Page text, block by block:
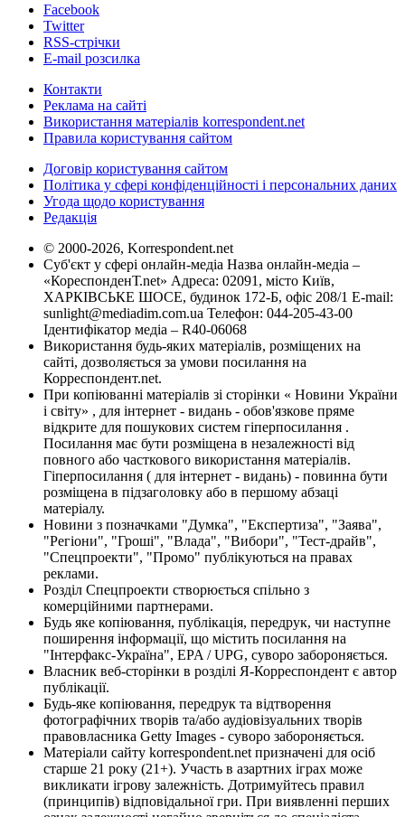
Facebook
Twitter
RSS-стрічки
E-mail розсилка
Контакти
Реклама на сайті
Використання матеріалів korrespondent.net
Правила користування сайтом
Договір користування сайтом
Політика у сфері конфіденційності і персональних даних
Угода щодо користування
Редакція
© 2000-2026, Korrespondent.net
Суб'єкт у сфері онлайн-медіа Назва онлайн-медіа –
«КореспонденТ.net» Адреса: 02091, місто Київ,
ХАРКІВСЬКЕ ШОСЕ, будинок 172-Б, офіс 208/1 E-mail:
sunlight@mediadim.com.ua Телефон: 044-205-43-00
Ідентифікатор медіа – R40-06068
Використання будь-яких матеріалів, розміщених на
сайті, дозволяється за умови посилання на
Корреспондент.net.
При копіюванні матеріалів зі сторінки « Новини України
і світу» , для інтернет - видань - обов'язкове пряме
відкрите для пошукових систем гіперпосилання .
Посилання має бути розміщена в незалежності від
повного або часткового використання матеріалів.
Гіперпосилання ( для інтернет - видань) - повинна бути
розміщена в підзаголовку або в першому абзаці
матеріалу.
Новини з позначками "Думка", "Експертиза", "Заява",
"Регіони", "Гроші", "Влада", "Вибори", "Тест-драйв",
"Спецпроекти", "Промо" публікуються на правах
реклами.
Розділ Спецпроекти створюється спільно з
комерційними партнерами.
Будь яке копіювання, публікація, передрук, чи наступне
поширення інформації, що містить посилання на
"Інтерфакс-Україна", EPA / UPG, суворо забороняється.
Власник веб-сторінки в розділі Я-Корреспондент є автор
публікації.
Будь-яке копіювання, передрук та відтворення
фотографічних творів та/або аудіовізуальних творів
правовласника Getty Images - суворо забороняється.
Матеріали сайту korrespondent.net призначені для осіб
старше 21 року (21+). Участь в азартних іграх може
викликати ігрову залежність. Дотримуйтесь правил
(принципів) відповідальної гри. При виявленні перших